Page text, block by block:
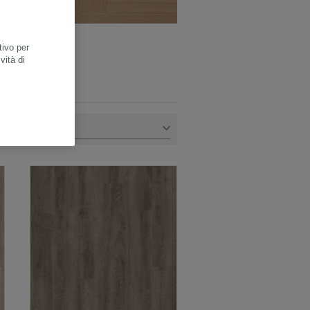
per
di